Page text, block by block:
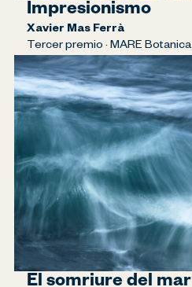
Impresionismo
Xavier Mas Ferrà
Tercer premio · MARE Botanica
El somriure del mar